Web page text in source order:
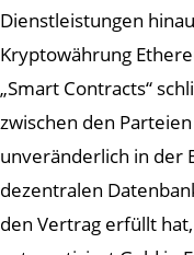
Dienstleistungen
Kryptowährung
„Smart Contracts“
zwischen den
unveränderlich in der
dezentralen
den Vertrag erfüllt